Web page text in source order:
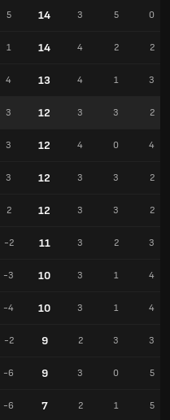
5 14 3 5 0
1 14 4 2 2
4 13 4 1 3
3 12 3 3 2
3 12 4 0 4
3 12 3 3 2
2 12 3 3 2
-2 11 3 2 3
-3 10 3 1 4
-4 10 3 1 4
-2 9 2 3 3
-6 9 3 0 5
-6 7 2 1 5